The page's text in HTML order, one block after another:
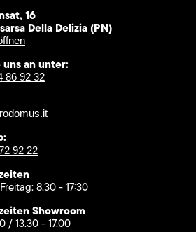
16
Della Delizia (PN)
uns an unter:
86 92 32
92 22
8.30 - 17:30
Showroom
13.30 - 17.00